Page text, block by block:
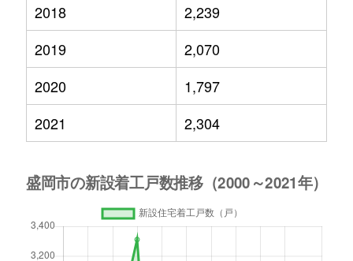
2018
2,239
2019
2,070
2020
1,797
2021
2,304